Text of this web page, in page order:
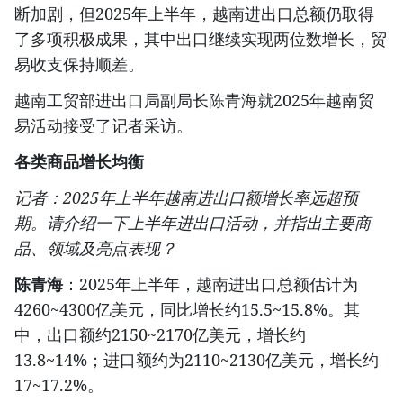
断加剧，但2025年上半年，越南进出口总额仍取得
了多项积极成果，其中出口继续实现两位数增长，贸
易收支保持顺差。
越南工贸部进出口局副局长陈青海就2025年越南贸
易活动接受了记者采访。
各类商品增长均衡
记者：2025年上半年越南进出口额增长率远超预
期。请介绍一下上半年进出口活动，并指出主要商
品、领域及亮点表现？
陈青海 ：2025年上半年，越南进出口总额估计为
4260~4300亿美元，同比增长约15.5~15.8%。其
中，出口额约2150~2170亿美元，增长约
13.8~14%；进口额约为2110~2130亿美元，增长约
17~17.2%。